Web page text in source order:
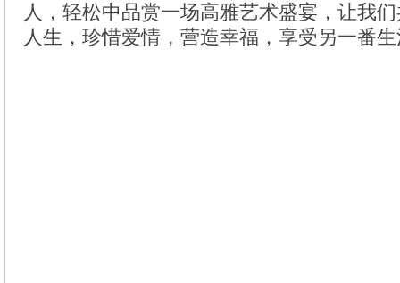
人，轻松中品赏一场高雅艺术盛宴，让我
人生，珍惜爱情，营造幸福，享受另一番